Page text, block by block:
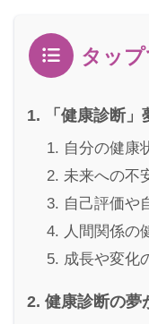
タッ
「健康診断
自分の健康
未来への不
自己評価や
人間関係の
成長や変化
健康診断の夢